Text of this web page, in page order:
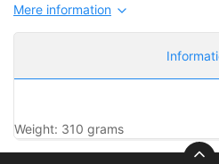
Mere information
Weight: 310 grams